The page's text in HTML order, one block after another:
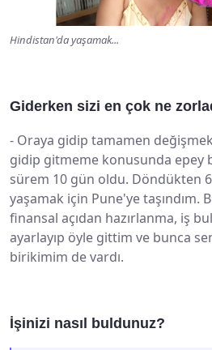
Hindistan'da yaşamak...
Giderken sizi en çok ne
- Oraya gidip tamamen
gidip gitmeme konusunda epey
sürem 10 gün oldu. Döndükten
yaşamak için Pune'ye taşındım.
finansal açıdan hazırlanma, iş
ayarlayıp öyle gittim ve bunca
birikimim de vardı.
İşinizi nasıl buldunuz?